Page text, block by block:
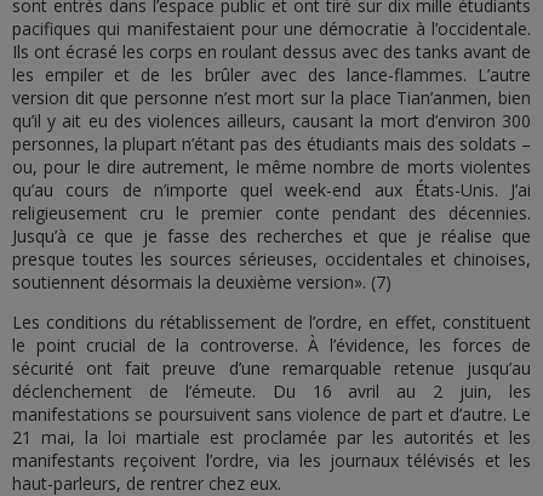
sont entrés dans l’espace public et ont tiré sur dix mille étudiants
pacifiques qui manifestaient pour une démocratie à l’occidentale.
Ils ont écrasé les corps en roulant dessus avec des tanks avant de
les empiler et de les brûler avec des lance-flammes. L’autre
version dit que personne n’est mort sur la place Tian’anmen, bien
qu’il y ait eu des violences ailleurs, causant la mort d’environ 300
personnes, la plupart n’étant pas des étudiants mais des soldats –
ou, pour le dire autrement, le même nombre de morts violentes
qu’au cours de n’importe quel week-end aux États-Unis. J’ai
religieusement cru le premier conte pendant des décennies.
Jusqu’à ce que je fasse des recherches et que je réalise que
presque toutes les sources sérieuses, occidentales et chinoises,
soutiennent désormais la deuxième version». (7)
Les conditions du rétablissement de l’ordre, en effet, constituent
le point crucial de la controverse. À l’évidence, les forces de
sécurité ont fait preuve d’une remarquable retenue jusqu’au
déclenchement de l’émeute. Du 16 avril au 2 juin, les
manifestations se poursuivent sans violence de part et d’autre. Le
21 mai, la loi martiale est proclamée par les autorités et les
manifestants reçoivent l’ordre, via les journaux télévisés et les
haut-parleurs, de rentrer chez eux.